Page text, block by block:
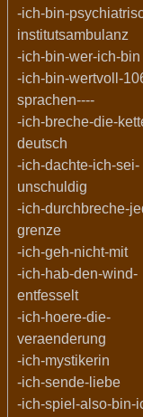
-ich-bin-
institutsambulanz
-ich-bin-wer-ich-bin
-ich-bin-wertvoll-
sprachen----
-ich-breche-die-
deutsch
-ich-dachte-ich-sei-
unschuldig
-ich-durchbreche-
grenze
-ich-geh-nicht-mit
-ich-hab-den-wind-
entfesselt
-ich-hoere-die-
veraenderung
-ich-mystikerin
-ich-sende-liebe
-ich-spiel-also-bin-